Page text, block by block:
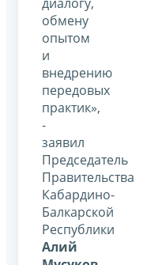
обмену
опытом
и
внедрению
передовых
практик»,
-
заявил
Председатель
Правительства
Кабардино-
Балкарской
Республики
Алий